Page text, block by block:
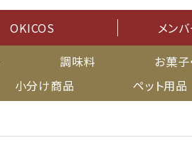
OKICOS
メン
メンバーシッ
マイページ
調味料 お菓子
小分け商品 ペット用品